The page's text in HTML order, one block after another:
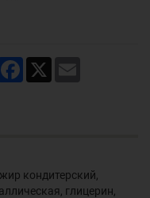
Facebook
кондитерский,
глицерин,